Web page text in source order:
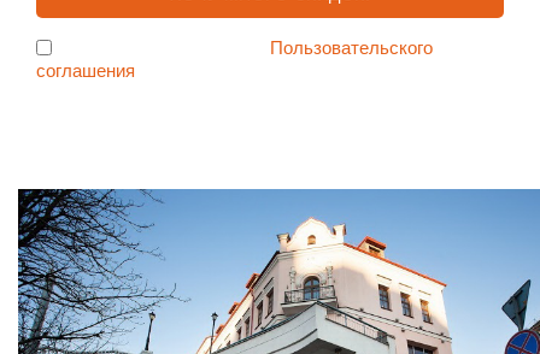
Пользовательского
соглашения